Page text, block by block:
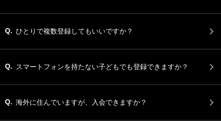
Q. ひとりで複数登録してもいいですか？
Q. スマートフォンを持たない子どもでも登録できますか？
Q. 海外に住んでいますが、入会できますか？